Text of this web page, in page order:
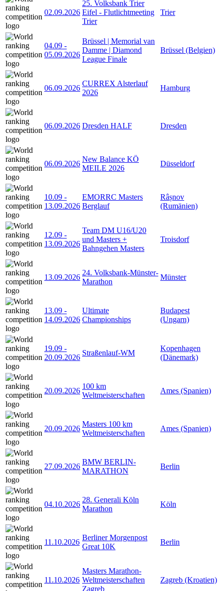
02.09.2026
25. Volksbank Trier
Eifel - Flutlichtmeeting
Trier
Trier
04.09 -
05.09.2026
Brüssel | Memorial van
Damme | Diamond
League Finale
Brüssel (Belgien)
06.09.2026
CURREX Alsterlauf
2026
Hamburg
06.09.2026 Dresden HALF Dresden
06.09.2026
New Balance KÖ
MEILE 2026
Düsseldorf
10.09 -
13.09.2026
EMORRC Masters
Berglauf
Râșnov
(Rumänien)
12.09 -
13.09.2026
Team DM U16/U20
und Masters +
Bahngehen Masters
Troisdorf
13.09.2026
24. Volksbank-Münster-
Marathon
Münster
13.09 -
14.09.2026
Ultimate
Championships
Budapest
(Ungarn)
19.09 -
20.09.2026
Straßenlauf-WM
Kopenhagen
(Dänemark)
20.09.2026
100 km
Weltmeisterschaften
Ames (Spanien)
20.09.2026
Masters 100 km
Weltmeisterschaften
Ames (Spanien)
27.09.2026
BMW BERLIN-
MARATHON
Berlin
04.10.2026
28. Generali Köln
Marathon
Köln
11.10.2026
Berliner Morgenpost
Great 10K
Berlin
11.10.2026
Masters Marathon-
Weltmeisterschaften
Zagreb
Zagreb (Kroatien)